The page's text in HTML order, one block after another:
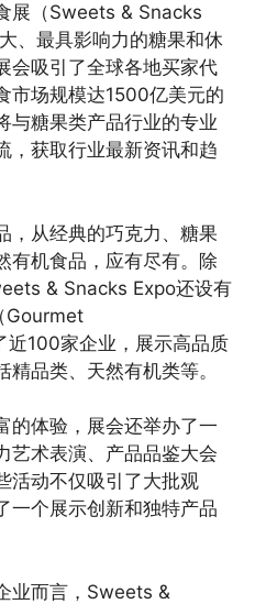
展（Sweets & Snacks
、最具影响力的糖果和休
会吸引了全球各地买家代
市场规模达1500亿美元的
与糖果类产品行业的专业
，获取行业最新资讯和趋
，从经典的巧克力、糖果
有机食品，应有尽有。除
& Snacks Expo还设有
Gourmet
100家企业，展示高品质
品类、天然有机类等。
的体验，展会还举办了一
艺术表演、产品品鉴大会
活动不仅吸引了大批观
一个展示创新和独特产品
业而言，Sweets &